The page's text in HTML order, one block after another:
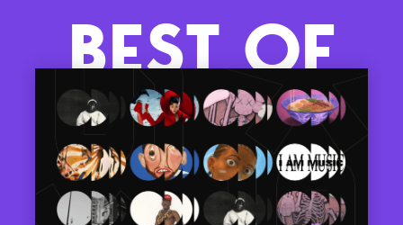
BEST OF